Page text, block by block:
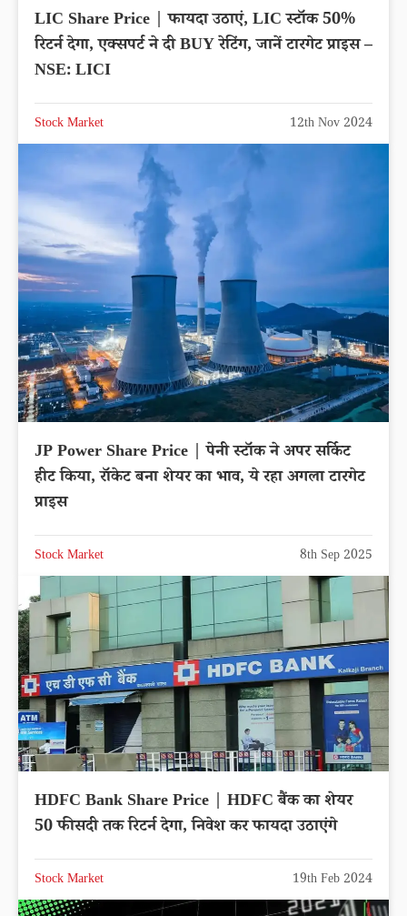
LIC Share Price | फायदा उठाएं, LIC स्टॉक 50%
रिटर्न देगा, एक्सपर्ट ने दी BUY रेटिंग, जानें टारगेट प्राइस –
NSE: LICI
Stock Market 12th Nov 2024
JP Power Share Price | पेनी स्टॉक ने अपर सर्किट
हीट किया, रॉकेट बना शेयर का भाव, ये रहा अगला टारगेट
प्राइस
Stock Market 8th Sep 2025
HDFC Bank Share Price | HDFC बैंक का शेयर
50 फीसदी तक रिटर्न देगा, निवेश कर फायदा उठाएंगे
Stock Market 19th Feb 2024